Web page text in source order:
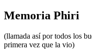
Memoria Phiri
(llamada así por todos los
primera vez que la vio)